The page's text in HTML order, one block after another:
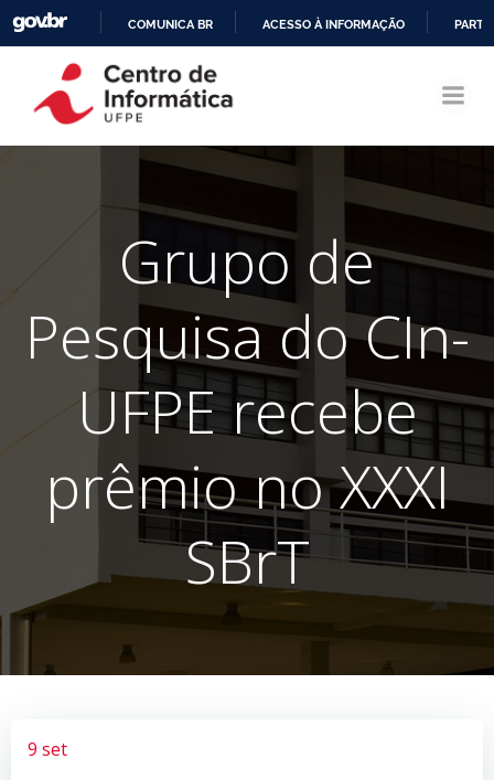
CONTEÚDO
COMUNICA BR ACESSO À INFORMAÇÃO
Grupo de
Pesquisa do CIn-
UFPE recebe
prêmio no XXXI
SBrT
9 set